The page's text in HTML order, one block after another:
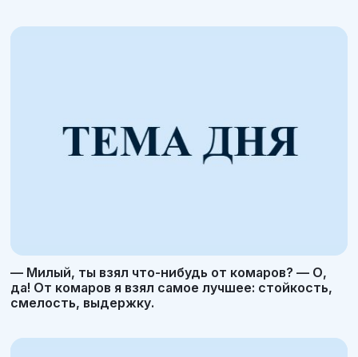
— Милый, ты взял что-нибудь от комаров? — О,
да! От комаров я взял самое лучшее: стойкость,
смелость, выдержку.